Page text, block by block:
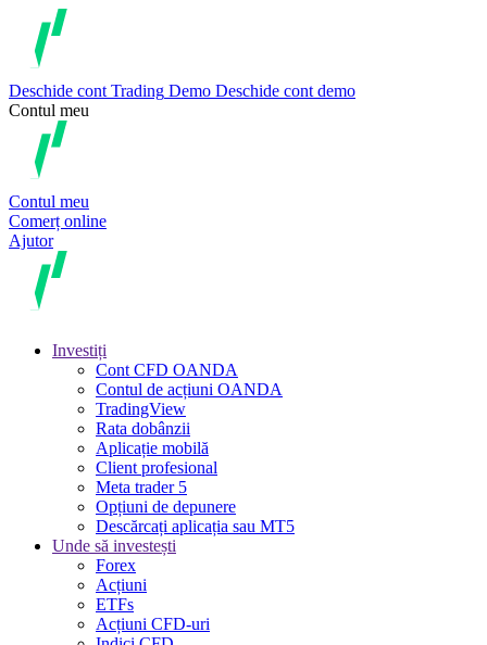
Deschide cont Trading Demo Deschide cont demo
Contul meu
Contul meu
Comerț online
Ajutor
Investiți
Cont CFD OANDA
Contul de acțiuni OANDA
TradingView
Rata dobânzii
Aplicație mobilă
Client profesional
Meta trader 5
Opțiuni de depunere
Descărcați aplicația sau MT5
Unde să investești
Forex
Acțiuni
ETFs
Acțiuni CFD-uri